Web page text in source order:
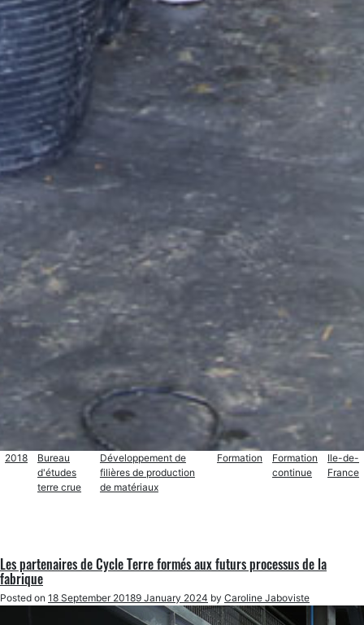
2018
Bureau
d'études
terre crue
Développement de
filières de production
de matériaux
Formation
Formation
continue
Ile-de-
France
Les partenaires de Cycle Terre formés aux futurs processus de la
fabrique
Posted on 18 September 20189 January 2024 by Caroline Jaboviste